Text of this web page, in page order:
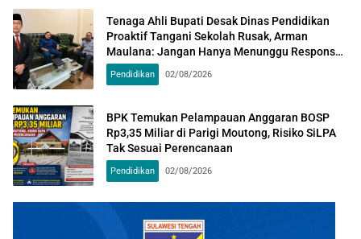
Tenaga Ahli Bupati Desak Dinas Pendidikan
Proaktif Tangani Sekolah Rusak, Arman
Maulana: Jangan Hanya Menunggu Respons
Kementerian
Pendidikan 02/08/2026
BPK Temukan Pelampauan Anggaran BOSP
Rp3,35 Miliar di Parigi Moutong, Risiko SiLPA
Tak Sesuai Perencanaan
Pendidikan 02/08/2026